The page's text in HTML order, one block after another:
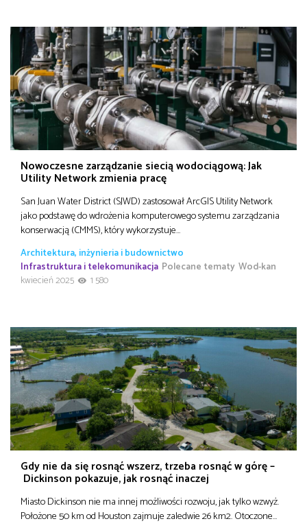
Nowoczesne zarządzanie siecią wodociągową: Jak
Utility Network zmienia pracę
San Juan Water District (SJWD) zastosował ArcGIS Utility Network
jako podstawę do wdrożenia komputerowego systemu zarządzania
konserwacją (CMMS), który wykorzystuje…
Architektura, inżynieria i budownictwo
Infrastruktura i telekomunikacja Polecane tematy Wod-kan
kwiecień 2025
1 580
Gdy nie da się rosnąć wszerz, trzeba rosnąć w górę –
Dickinson pokazuje, jak rosnąć inaczej
Miasto Dickinson nie ma innej możliwości rozwoju, jak tylko wzwyż.
Położone 50 km od Houston zajmuje zaledwie 26 km2. Otoczone…